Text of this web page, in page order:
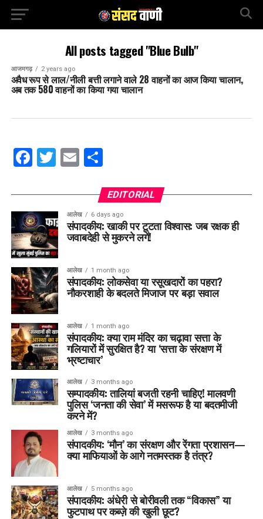
All posts tagged "Blue Bulb"
आजमगढ़ 2 years ago
अवैध रूप से लाल/नीली बत्ती लगाने वाले 28 वाहनों का आज किया चालान,
अब तक 580 वाहनों का किया गया चालान
Facebook
Twitter
EmailShare
EDITORIAL
आलेख 6 days ago
संपादकीय: खाकी पर टूटता विश्वास: जब रक्षक ही
जवाबदेही से मुकरने लगें!
आलेख 1 month ago
संपादकीय: लोकसेवा या रसूखदारों का पहरा?
नौकरशाही के बदलते मिजाज पर बड़ा सवाल
आलेख 1 month ago
संपादकीय: क्या राम मंदिर का चढ़ावा सत्ता के
गलियारों में सुरक्षित है? या ‘सत्ता के संरक्षण में
भ्रष्टाचार’
आलेख 3 months ago
सम्पादकीय: तालियां बजती रहनी चाहिए! मालवणी
पुलिस ‘जनता की सेवा’ में मसरूफ है या बदतमीजी
करने में?
आलेख 3 months ago
संपादकीय: ‘मौन’ का संरक्षण और रेंगता प्रशासन—
क्या माफियाओं के आगे नतमस्तक है तंत्र?
आलेख 5 months ago
संपादकीय: अंधेरी से बोरीवली तक “विकास” या
फुटपाथ पर कब्ज़े की खुली छूट?